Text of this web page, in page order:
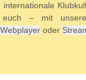
internationale
– mit
Webplayer oder